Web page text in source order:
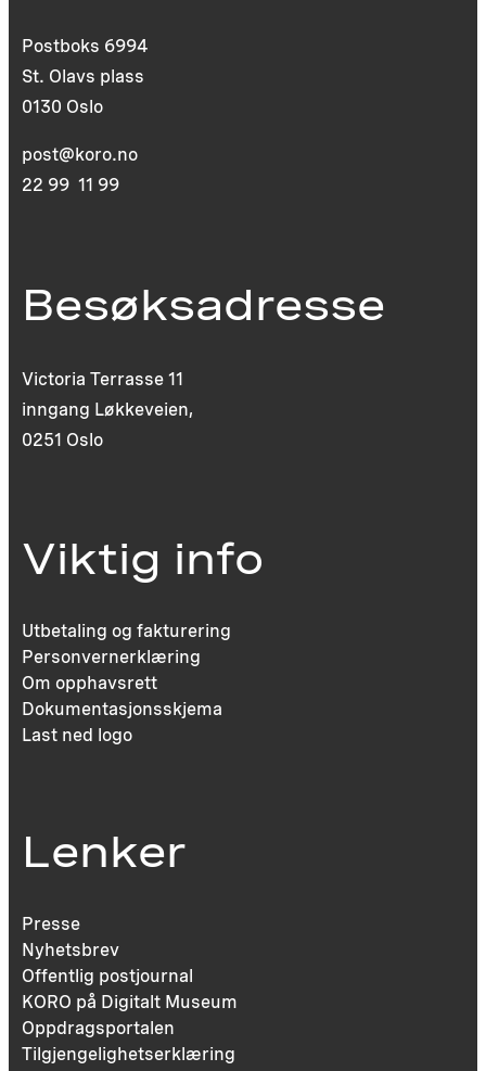
Postboks 6994
St. Olavs plass
0130 Oslo
post@koro.no
22 99 11 99
Besøksadresse
Victoria Terrasse 11
inngang Løkkeveien,
0251 Oslo
Viktig info
Utbetaling og fakturering
Personvernerklæring
Om opphavsrett
Dokumentasjonsskjema
Last ned logo
Lenker
Presse
Nyhetsbrev
Offentlig postjournal
KORO på Digitalt Museum
Oppdragsportalen
Tilgjengelighetserklæring